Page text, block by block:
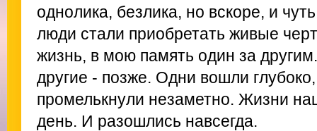
однолика, безлика, но вскоре, и
люди стали приобретать живые
жизнь, в мою память один за
другие - позже. Одни вошли
промелькнули незаметно. Жизни
день. И разошлись навсегда.